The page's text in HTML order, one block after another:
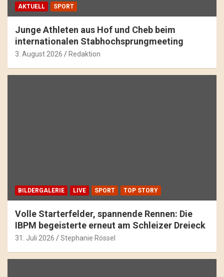
AKTUELL SPORT
Junge Athleten aus Hof und Cheb beim
internationalen Stabhochsprungmeeting
3. August 2026 Redaktion
BILDERGALERIE LIVE SPORT TOP STORY
Volle Starterfelder, spannende Rennen: Die
IBPM begeisterte erneut am Schleizer Dreieck
31. Juli 2026 Stephanie Rössel